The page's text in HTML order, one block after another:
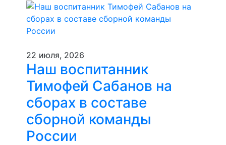
22 июля, 2026
Наш воспитанник
Тимофей Сабанов на
сборах в составе
сборной команды
России